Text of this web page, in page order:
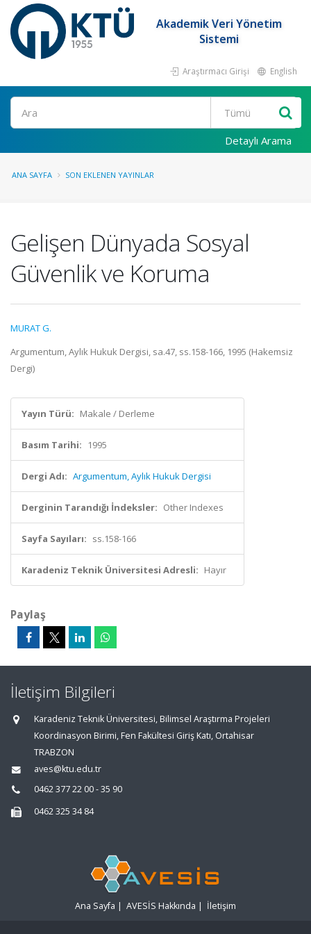
Akademik Veri Yönetim
Sistemi
Araştırmacı Girişi English
Ara
Detaylı Arama
ANA SAYFA SON EKLENEN YAYINLAR
Gelişen Dünyada Sosyal
Güvenlik ve Koruma
MURAT G.
Argumentum, Aylık Hukuk Dergisi, sa.47, ss.158-166, 1995 (Hakemsiz
Dergi)
Yayın Türü: Makale / Derleme
Basım Tarihi: 1995
Dergi Adı: Argumentum, Aylık Hukuk Dergisi
Derginin Tarandığı İndeksler: Other Indexes
Sayfa Sayıları: ss.158-166
Karadeniz Teknik Üniversitesi Adresli: Hayır
Paylaş
İletişim Bilgileri
Karadeniz Teknik Üniversitesi, Bilimsel Araştırma Projeleri
Koordinasyon Birimi, Fen Fakültesi Giriş Katı, Ortahisar
TRABZON
aves@ktu.edu.tr
0462 377 22 00 - 35 90
0462 325 34 84
Ana Sayfa | AVESİS Hakkında | İletişim